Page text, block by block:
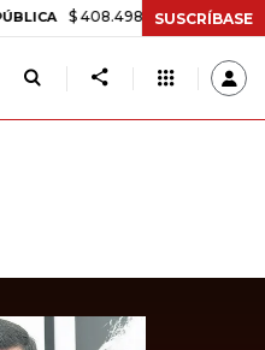
$ 408.498,97 +$ 8.753,81 +2,19%
SUSCRÍBASE